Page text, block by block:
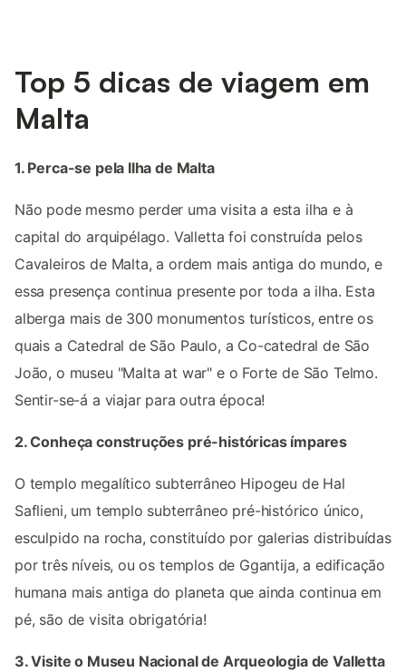
Top 5 dicas de viagem em
Malta
1. Perca-se pela Ilha de Malta
Não pode mesmo perder uma visita a esta ilha e à
capital do arquipélago. Valletta foi construída pelos
Cavaleiros de Malta, a ordem mais antiga do mundo, e
essa presença continua presente por toda a ilha. Esta
alberga mais de 300 monumentos turísticos, entre os
quais a Catedral de São Paulo, a Co-catedral de São
João, o museu "Malta at war" e o Forte de São Telmo.
Sentir-se-á a viajar para outra época!
2. Conheça construções pré-históricas ímpares
O templo megalítico subterrâneo Hipogeu de Hal
Saflieni, um templo subterrâneo pré-histórico único,
esculpido na rocha, constituído por galerias distribuídas
por três níveis, ou os templos de Ggantija, a edificação
humana mais antiga do planeta que ainda continua em
pé, são de visita obrigatória!
3. Visite o Museu Nacional de Arqueologia de Valletta